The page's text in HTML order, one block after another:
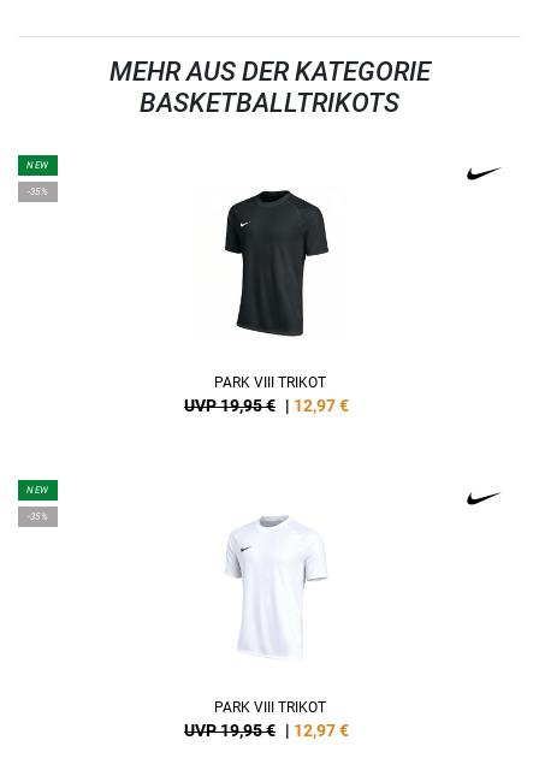
MEHR AUS DER KATEGORIE
BASKETBALLTRIKOTS
NEW
-35%
PARK VIII TRIKOT
UVP 19,95 € | 12,97€
NEW
-35%
PARK VIII TRIKOT
UVP 19,95 € | 12,97€